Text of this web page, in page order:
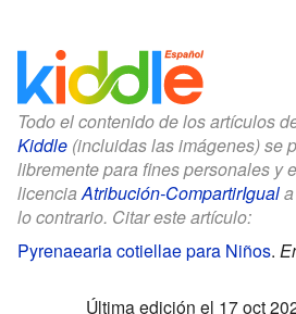
Todo el contenido de los artículos
Kiddle (incluidas las imágenes) se
libremente para fines personales y
licenciaAtribución-CompartirIgual
lo contrario. Citar este artículo:
Pyrenaearia cotiellae para Niños.
Última edición el 17 oct